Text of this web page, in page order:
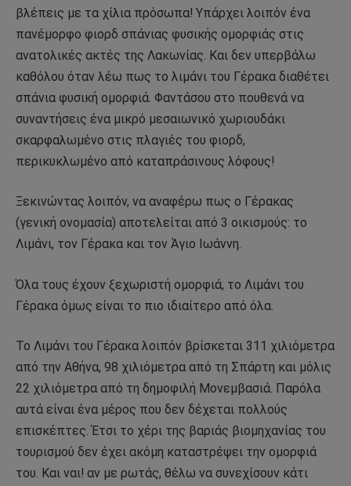
βλέπεις με τα χίλια πρόσωπα! Υπάρχει λοιπόν ένα
πανέμορφο φιορδ σπάνιας φυσικής ομορφιάς στις
ανατολικές ακτές της Λακωνίας. Και δεν υπερβάλω
καθόλου όταν λέω πως το λιμάνι του Γέρακα διαθέτει
σπάνια φυσική ομορφιά. Φαντάσου στο πουθενά να
συναντήσεις ένα μικρό μεσαιωνικό χωριουδάκι
σκαρφαλωμένο στις πλαγιές του φιορδ,
περικυκλωμένο από καταπράσινους λόφους!
Ξεκινώντας λοιπόν, να αναφέρω πως ο Γέρακας
(γενική ονομασία) αποτελείται από 3 οικισμούς: το
Λιμάνι, τον Γέρακα και τον Άγιο Ιωάννη.
Όλα τους έχουν ξεχωριστή ομορφιά, το Λιμάνι του
Γέρακα όμως είναι το πιο ιδιαίτερο από όλα.
Το Λιμάνι του Γέρακα λοιπόν βρίσκεται 311 χιλιόμετρα
από την Αθήνα, 98 χιλιόμετρα από τη Σπάρτη και μόλις
22 χιλιόμετρα από τη δημοφιλή Μονεμβασιά. Παρόλα
αυτά είναι ένα μέρος που δεν δέχεται πολλούς
επισκέπτες. Έτσι το χέρι της βαριάς βιομηχανίας του
τουρισμού δεν έχει ακόμη καταστρέψει την ομορφιά
του. Και ναι! αν με ρωτάς, θέλω να συνεχίσουν κάτι